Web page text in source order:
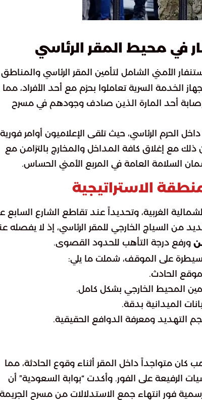
في محيط المقر الرئاسي
الأمني الشامل لتأمين المقر الرئاسي والمناطق
الخدمة السرية تعاملوا بحزم مع أحد الأفراد، مما
إصابة أحد المارة الذين صادف وجودهم في مسرح
الحرم الرئاسي، حيث تلقى الإعلاميون أوامر فورية
ذلك مع إغلاق كافة المداخل والمخارج بالتزامن مع
العامة في المربع الأمني الحساس.
الاستراتيجية
الغربية، وتحديداً عند تقاطع الشارع السابع
من السياج الخارجي للمقر الرئاسي، إذ لا يفصله
ورفع درجة التأهب للحدود القصوى.
على الموقف، شملت ما يلي:
الحادث.
المحيط الخارجي بشكل كامل.
الميدانية بدقة.
التهديد ومعرفة الدوافع الحقيقية.
كان متواجداً داخل المقر أثناء وقوع الحادثة، مما
الرفيعة على الفور. وأكدت “بوابة السعودية” أن
فور انتهاء جمع الاستدلالات من مسرح